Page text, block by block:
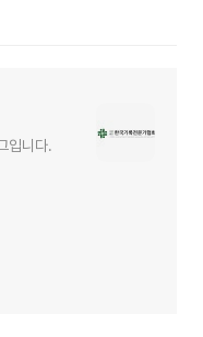
입니다.